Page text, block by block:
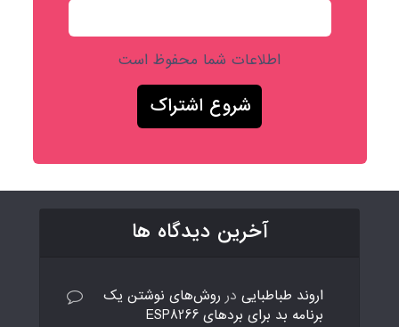
اطلاعات شما محفوظ است
آخرین دیدگاه ها
اروند طباطبایی در روش‌های نوشتن یک
برنامه بد برای بردهای ESP8266